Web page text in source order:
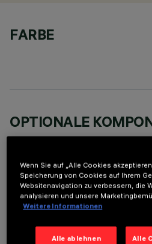
FARBE
OPTIONALE
TECHNISCHE DATEN
LETZTES UPDATE: 07.08.2026
Wenn Sie auf „Alle Cookies
Speicherung von Cookies auf Ihrem
Websitenavigation zu verbessern, die
analysieren und unsere
Weitere Informationen
Alle ablehnen Alle